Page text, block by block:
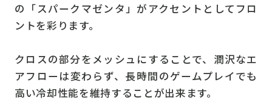
の「スパークマゼンタ」がアクセントとしてフロ
ントを彩ります。
クロスの部分をメッシュにすることで、潤沢なエ
アフローは変わらず、長時間のゲームプレイでも
高い冷却性能を維持することが出来ます。